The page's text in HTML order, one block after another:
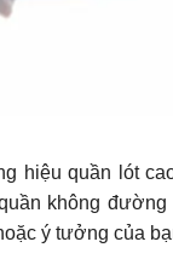
hiệu quần lót
không
ý tưởng của